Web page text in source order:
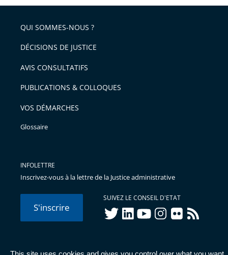
QUI SOMMES-NOUS ?
DÉCISIONS DE JUSTICE
AVIS CONSULTATIFS
PUBLICATIONS & COLLOQUES
VOS DÉMARCHES
Glossaire
INFOLETTRE
Inscrivez-vous à la lettre de la Justice administrative
S'inscrire
SUIVEZ LE CONSEIL D'ETAT
twitterlinkedInyoutubeinstagram
flickr rss